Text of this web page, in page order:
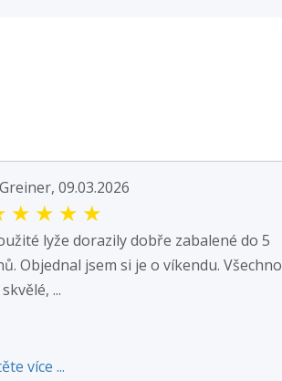
09.03.2026
★ ★ ★ ★
lyže dorazily dobře zabalené do 5
Objednal jsem si je o víkendu. Všechno
...
více ...